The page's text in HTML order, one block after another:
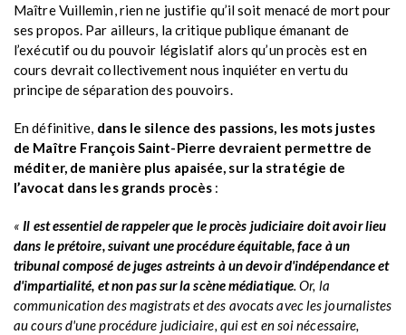
Maître Vuillemin, rien ne justifie qu’il soit menacé de mort pour
ses propos. Par ailleurs, la critique publique émanant de
l’exécutif ou du pouvoir législatif alors qu’un procès est en
cours devrait collectivement nous inquiéter en vertu du
principe de séparation des pouvoirs.
En définitive, dans le silence des passions, les mots justes
de Maître François Saint-Pierre devraient permettre de
méditer, de manière plus apaisée, sur la stratégie de
l’avocat dans les grands procès :
« Il est essentiel de rappeler que le procès judiciaire doit avoir lieu
dans le prétoire, suivant une procédure équitable, face à un
tribunal composé de juges astreints à un devoir d'indépendance et
d'impartialité, et non pas sur la scène médiatique. Or, la
communication des magistrats et des avocats avec les journalistes
au cours d'une procédure judiciaire, qui est en soi nécessaire,